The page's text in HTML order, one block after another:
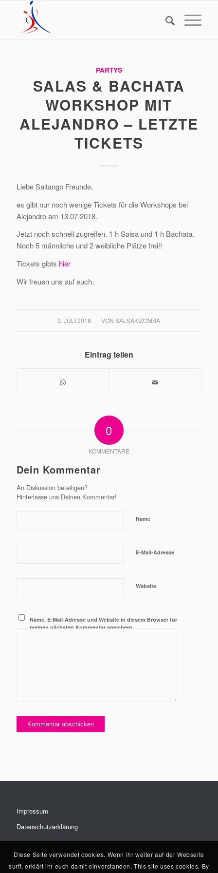
PARTYS
SALAS & BACHATA
WORKSHOP MIT
ALEJANDRO – LETZTE
TICKETS
Liebe Saltango Freunde,
es gibt nur noch wenige Tickets für die Workshops bei
Alejandro am 13.07.2018.
Jetzt noch schnell zugreifen. 1 h Salsa und 1 h Bachata.
Noch 5 männliche und 2 weibliche Plätze frei!!
Tickets gibts hier
Wir freuen uns auf euch.
3. JULI 2018
/ VONSALSAKIZOMBA
Eintrag teilen
0
KOMMENTARE
Dein Kommentar
An Diskussion beteiligen?
Hinterlasse uns Deinen Kommentar!
Name
E-Mail-Adresse
Website
Name, E-Mail-Adresse und Website in diesem Browser für
meinen nächsten Kommentar speichern.
Impressum
Datenschutzerklärung
Diese Seite verwendet cookies. Wenn ihr weiter auf der Webseite
surft, erklärt ihr euch damit einverstanden. This site uses cookies. By